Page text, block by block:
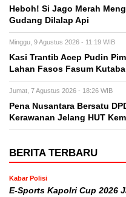
Heboh! Si Jago Merah
Gudang Dilalap Api
Minggu, 9 Agustus 2026 - 11:19 WIB
Kasi Trantib Acep Pudin
Lahan Fasos Fasum
Jumat, 7 Agustus 2026 - 18:26 WIB
Pena Nusantara Bersatu
Kerawanan Jelang HUT
BERITA TERBARU
Kabar Polisi
E-Sports Kapolri Cup 2026